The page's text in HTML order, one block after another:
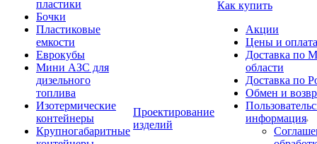
пластики
Бочки
Пластиковые
емкости
Еврокубы
Мини АЗС для
дизельного
топлива
Изотермические
контейнеры
Крупногабаритные
Проектирование
изделий
Как купить
Акции
Цены и оплата
Доставка по
области
Доставка по
Обмен и
информация